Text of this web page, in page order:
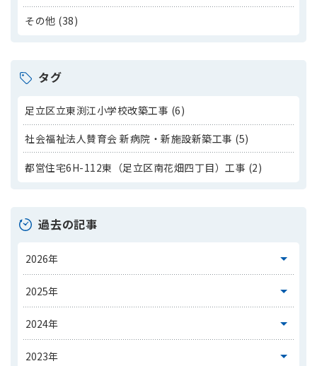
その他 (38)
タグ
足立区立東渕江小学校改築工事 (6)
社会福祉法人賛育会 新病院・新施設新築工事 (5)
都営住宅6H-112東（足立区南花畑四丁目）工事 (2)
過去の記事